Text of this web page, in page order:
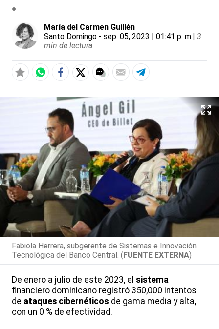
María del Carmen Guillén
Santo Domingo - sep. 05, 2023 | 01:41 p. m.| 3
min de lectura
Fabiola Herrera, subgerente de Sistemas e Innovación
Tecnológica del Banco Central. (FUENTE EXTERNA)
De enero a julio de este 2023, el sistema
financiero dominicano registró 350,000 intentos
de ataques cibernéticos de gama media y alta,
con un 0 % de efectividad.